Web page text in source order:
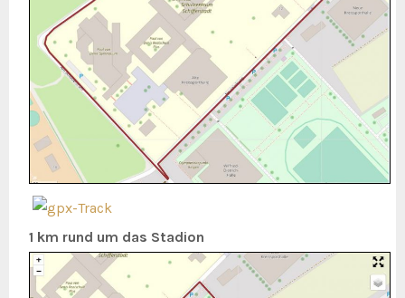
1 km rund um das Stadion